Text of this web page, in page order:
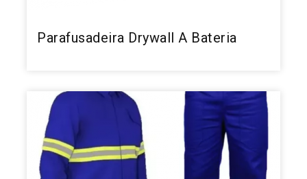
Parafusadeira Drywall A Bateria